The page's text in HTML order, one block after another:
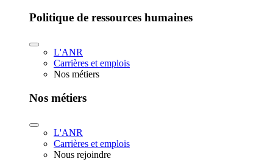
Politique de ressources humaines
L'ANR
Carrières et emplois
Nos métiers
Nos métiers
L'ANR
Carrières et emplois
Nous rejoindre